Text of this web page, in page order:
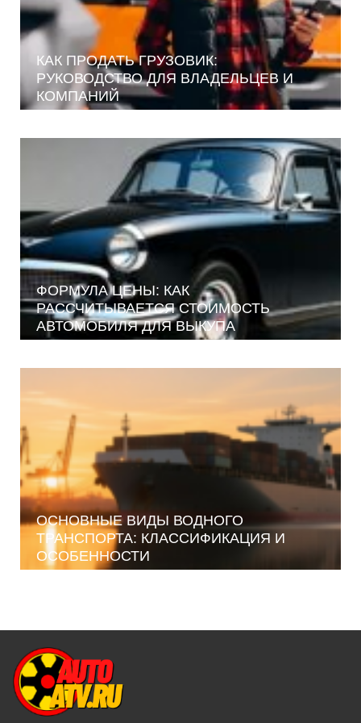
КАК ПРОДАТЬ ГРУЗОВИК:
РУКОВОДСТВО ДЛЯ ВЛАДЕЛЬЦЕВ И
КОМПАНИЙ
ФОРМУЛА ЦЕНЫ: КАК
РАССЧИТЫВАЕТСЯ СТОИМОСТЬ
АВТОМОБИЛЯ ДЛЯ ВЫКУПА
ОСНОВНЫЕ ВИДЫ ВОДНОГО
ТРАНСПОРТА: КЛАССИФИКАЦИЯ И
ОСОБЕННОСТИ